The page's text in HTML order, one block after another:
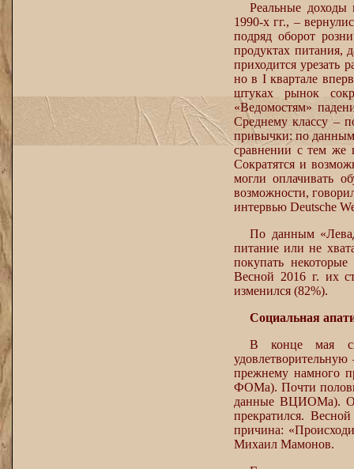
Реальные доходы
1990-х гг., –
подряд оборот
продуктах питания,
приходится урезать
но в I квартале
штуках рынок
«Ведомостям»
Среднему классу –
привычки: по данным
сравнении с тем же
Сократятся и
могли оплачивать
возможности,
интервью Deutsche
По данным
питание или не
покупать
Весной 2016 г. их
изменился (82%).
Социальная
В конце мая
прежнему намного
ФОМа). Почти
данные ВЦИОМа).
прекратился.
причина:
Михаил Мамонов.